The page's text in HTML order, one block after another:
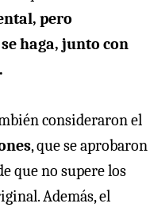
pero
haga, junto con
consideraron el
, que se aprobaron
que no supere los
Además, el